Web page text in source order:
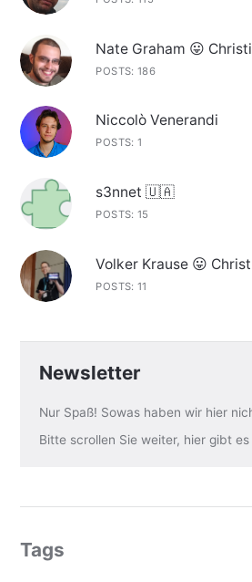
Nate Graham 😛
POSTS: 186
Niccolò Venerandi
POSTS: 1
s3nnet 🇺🇦
POSTS: 15
Volker Krause 😛
POSTS: 11
Newsletter
Nur Spaß! Sowas haben wir hier
Bitte scrollen Sie weiter, hier gibt
Tags